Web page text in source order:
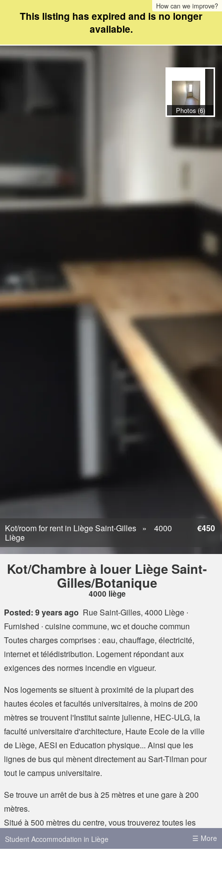
Student Accommodation in Liège ☰ More
How can we improve?
This listing has expired and is no longer
available.
Kot/room for rent in Liège Saint-Gilles
4000
Liège
€450
Kot/Chambre à louer Liège Saint-
Gilles/Botanique
4000 liège
Posted: 9 years ago Rue Saint-Gilles, 4000 Liège ∙
Furnished ∙ cuisine commune, wc et douche commun
Toutes charges comprises : eau, chauffage, électricité,
internet et télédistribution. Logement répondant aux
exigences des normes incendie en vigueur.
Nos logements se situent à proximité de la plupart des
hautes écoles et facultés universitaires, à moins de 200
mètres se trouvent l'Institut sainte julienne, HEC-ULG, la
faculté universitaire d'architecture, Haute Ecole de la ville
de Liège, AESI en Education physique... Ainsi que les
lignes de bus qui mènent directement au Sart-Tilman pour
tout le campus universitaire.
Se trouve un arrêt de bus à 25 mètres et une gare à 200
mètres.
Situé à 500 mètres du centre, vous trouverez toutes les
commodités d'une grande ville. A moins de 200 mètres
sandwicheries, friteries, restaurants chinois, supermarché,